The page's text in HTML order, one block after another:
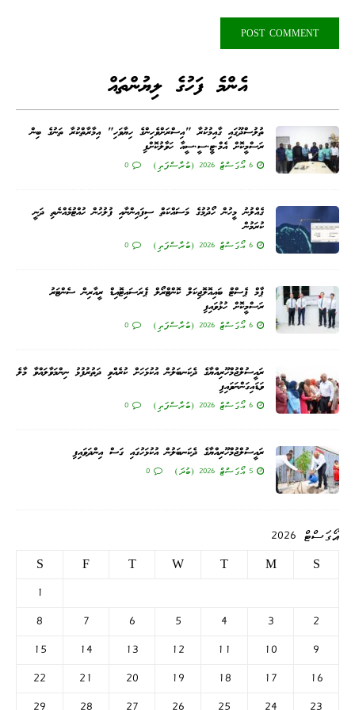
އެންމެ ފަހުގެ ލިޔުންތައް
ތުލުސްދޫގައި ގާއިމުކުރާ "އިސްރަށްވެހިންގެ ހިޔާވަހި" އިމާރާތްކުރާ ތަނުގެ ބިން
ރަސްމީކޮށް އެމް.ޓީ.ސީ.ސީއާ ހަވާލުކޮށްފި
6 އޯގަސްޓް 2026 (ބުރާސްފަތި) 0
ގެއްލުނު މީހުން ހޯދުމުގެ މަސައްކަތް ސިފައިންނާއި ފުލުހުން ހުއްޓުމެއްނެތި ދަނީ
ކުރަމުން
6 އޯގަސްޓް 2026 (ބުރާސްފަތި) 0
ޕާމް ޕެސްޓް ބައިއޮލޮޖިކަލް ކޮންޓްރޯލް ޕެރަސައިޓޮއިޑް ރީއާރިން ސެންޓަރު
ރަސްމީކޮށް ހުޅުވައިފި
6 އޯގަސްޓް 2026 (ބުރާސްފަތި) 0
ރައީސުލްޖުމްހޫރިއްޔާގެ ދެކަނބަލުން އުކުޅަހަށް ކުރެއްވި ދަތުރުފުޅު ނިންމަވާލައްވާ މާލެ
ވަޑައިގަންނަވައިފި
6 އޯގަސްޓް 2026 (ބުރާސްފަތި) 0
ރައީސުލްޖުމްހޫރިއްޔާގެ ދެކަނބަލުން އުކުޅަހުގައި ގަސް އިންދަވައިފި
5 އޯގަސްޓް 2026 (ބުދަ) 0
އޯގަސްޓް 2026
S
M
T
W
T
F
S
1
2
3
4
5
6
7
8
9
10
11
12
13
14
15
16
17
18
19
20
21
22